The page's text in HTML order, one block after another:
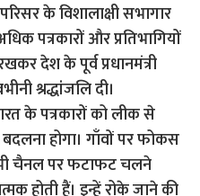
के विशालाक्षी सभागार
पत्रकारों और प्रतिभागियों
देश के पूर्व प्रधानमंत्री
श्रद्धांजलि दी।
के पत्रकारों को लीक से
होगा। गाँवों पर फोकस
भी चैनल पर फटाफट चलने
होती हैं। इन्हें रोके जाने की